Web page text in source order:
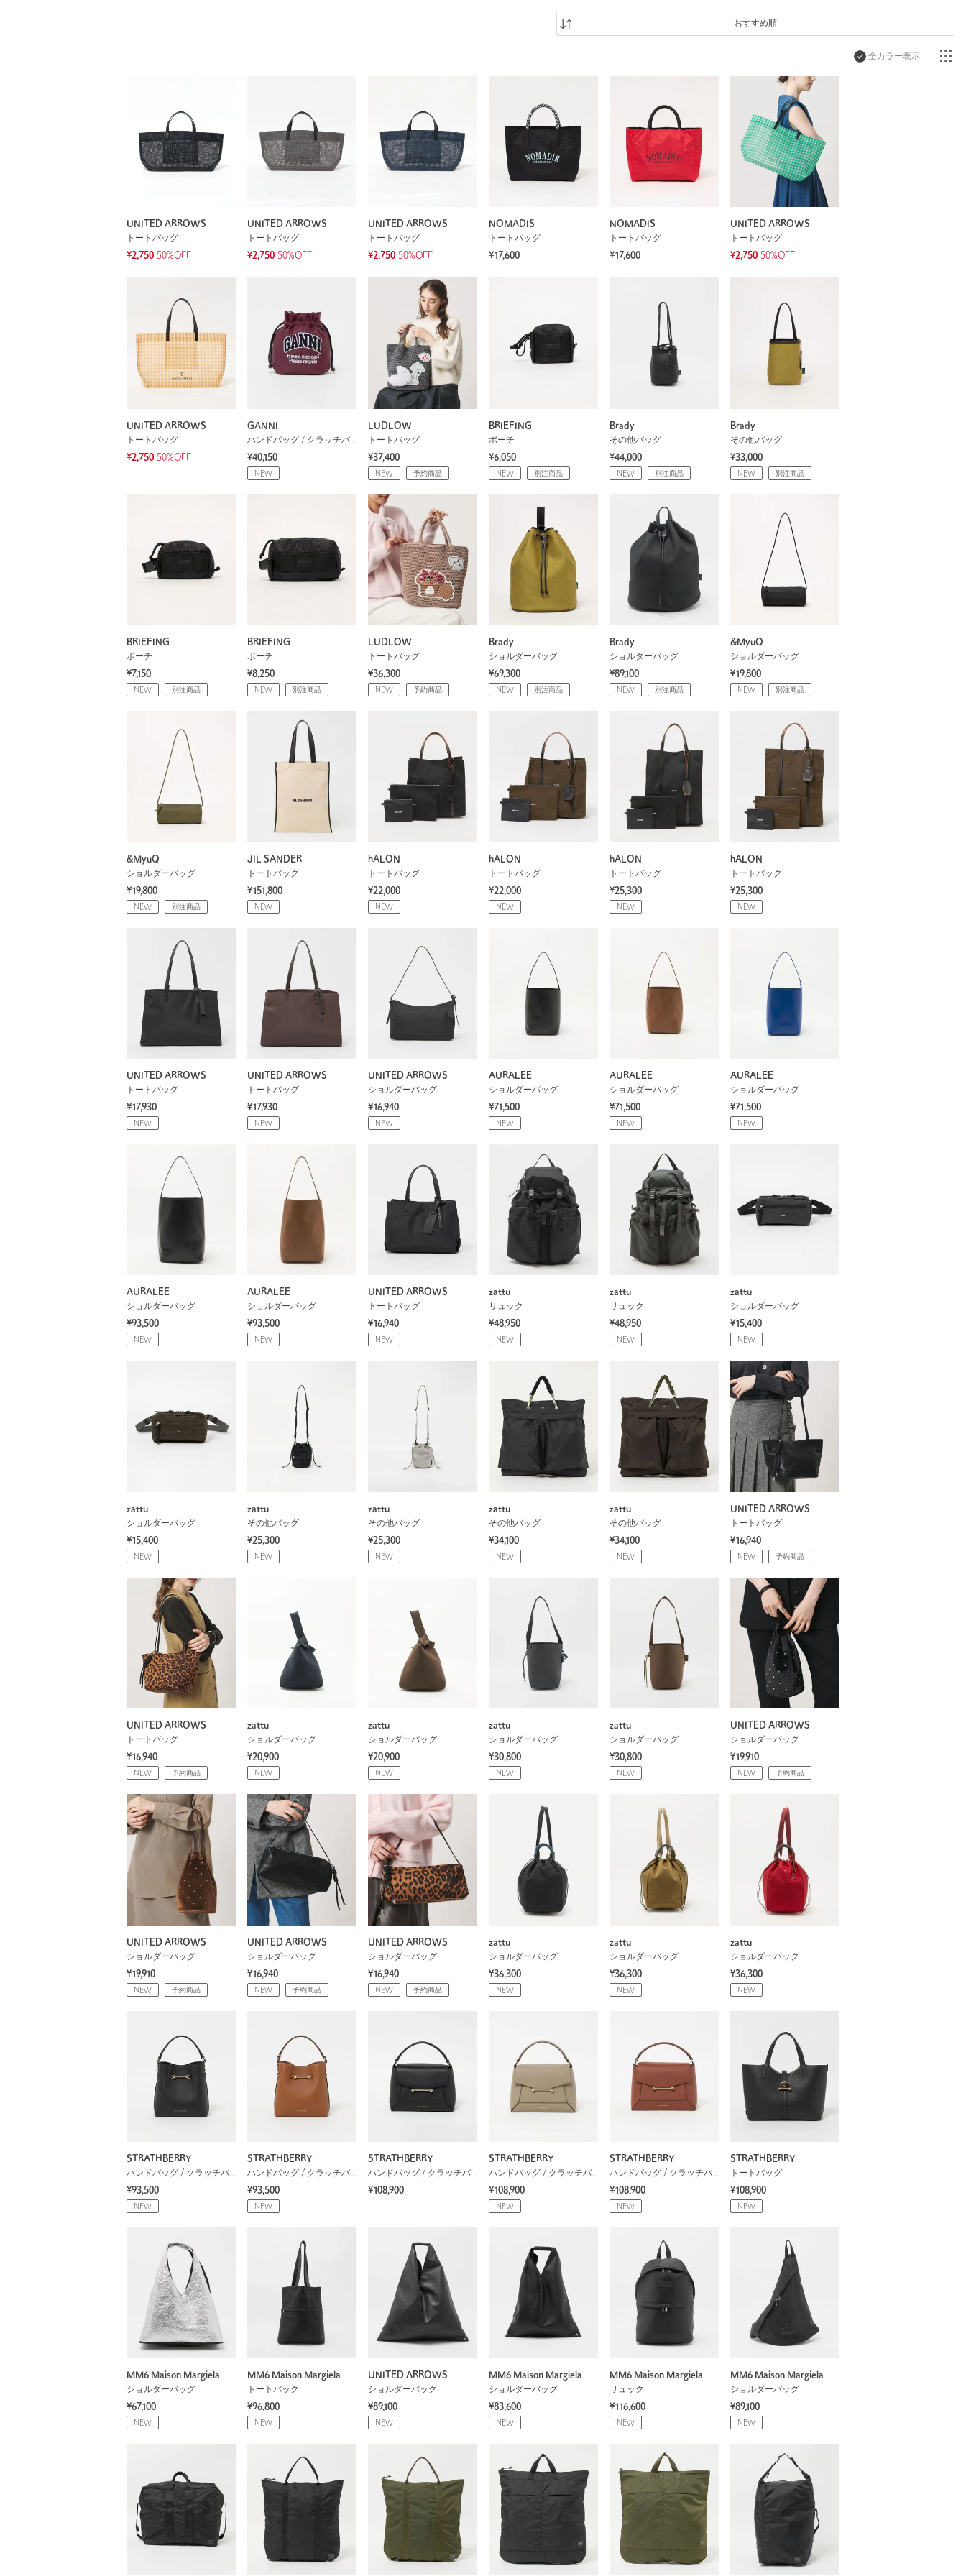
おすすめ順
全カラー表示
UNITED ARROWS
トートバッグ
¥2,750 50%OFF
UNITED ARROWS
トートバッグ
¥2,750 50%OFF
UNITED ARROWS
トートバッグ
¥2,750 50%OFF
NOMADIS
トートバッグ
¥17,600
NOMADIS
トートバッグ
¥17,600
UNITED ARROWS
トートバッグ
¥2,750 50%OFF
UNITED ARROWS
トートバッグ
¥2,750 50%OFF
GANNI
ハンドバッグ / クラッチバッグ
¥40,150
NEW
LUDLOW
トートバッグ
¥37,400
NEW 予約商品
BRIEFING
ポーチ
¥6,050
NEW 別注商品
Brady
その他バッグ
¥44,000
NEW 別注商品
Brady
その他バッグ
¥33,000
NEW 別注商品
BRIEFING
ポーチ
¥7,150
NEW 別注商品
BRIEFING
ポーチ
¥8,250
NEW 別注商品
LUDLOW
トートバッグ
¥36,300
NEW 予約商品
Brady
ショルダーバッグ
¥69,300
NEW 別注商品
Brady
ショルダーバッグ
¥89,100
NEW 別注商品
&MyuQ
ショルダーバッグ
¥19,800
NEW 別注商品
&MyuQ
ショルダーバッグ
¥19,800
NEW 別注商品
JIL SANDER
トートバッグ
¥151,800
NEW
hALON
トートバッグ
¥22,000
NEW
hALON
トートバッグ
¥22,000
NEW
hALON
トートバッグ
¥25,300
NEW
hALON
トートバッグ
¥25,300
NEW
UNITED ARROWS
トートバッグ
¥17,930
NEW
UNITED ARROWS
トートバッグ
¥17,930
NEW
UNITED ARROWS
ショルダーバッグ
¥16,940
NEW
AURALEE
ショルダーバッグ
¥71,500
NEW
AURALEE
ショルダーバッグ
¥71,500
NEW
AURALEE
ショルダーバッグ
¥71,500
NEW
AURALEE
ショルダーバッグ
¥93,500
NEW
AURALEE
ショルダーバッグ
¥93,500
NEW
UNITED ARROWS
トートバッグ
¥16,940
NEW
zattu
リュック
¥48,950
NEW
zattu
リュック
¥48,950
NEW
zattu
ショルダーバッグ
¥15,400
NEW
zattu
ショルダーバッグ
¥15,400
NEW
zattu
その他バッグ
¥25,300
NEW
zattu
その他バッグ
¥25,300
NEW
zattu
その他バッグ
¥34,100
NEW
zattu
その他バッグ
¥34,100
NEW
UNITED ARROWS
トートバッグ
¥16,940
NEW 予約商品
UNITED ARROWS
トートバッグ
¥16,940
NEW 予約商品
zattu
ショルダーバッグ
¥20,900
NEW
zattu
ショルダーバッグ
¥20,900
NEW
zattu
ショルダーバッグ
¥30,800
NEW
zattu
ショルダーバッグ
¥30,800
NEW
UNITED ARROWS
ショルダーバッグ
¥19,910
NEW 予約商品
UNITED ARROWS
ショルダーバッグ
¥19,910
NEW 予約商品
UNITED ARROWS
ショルダーバッグ
¥16,940
NEW 予約商品
UNITED ARROWS
ショルダーバッグ
¥16,940
NEW 予約商品
zattu
ショルダーバッグ
¥36,300
NEW
zattu
ショルダーバッグ
¥36,300
NEW
zattu
ショルダーバッグ
¥36,300
NEW
STRATHBERRY
ハンドバッグ / クラッチバッグ
¥93,500
NEW
STRATHBERRY
ハンドバッグ / クラッチバッグ
¥93,500
NEW
STRATHBERRY
ハンドバッグ / クラッチバッグ
¥108,900
STRATHBERRY
ハンドバッグ / クラッチバッグ
¥108,900
NEW
STRATHBERRY
ハンドバッグ / クラッチバッグ
¥108,900
NEW
STRATHBERRY
トートバッグ
¥108,900
NEW
MM6 Maison Margiela
ショルダーバッグ
¥67,100
NEW
MM6 Maison Margiela
トートバッグ
¥96,800
NEW
UNITED ARROWS
ショルダーバッグ
¥89,100
NEW
MM6 Maison Margiela
ショルダーバッグ
¥83,600
NEW
MM6 Maison Margiela
リュック
¥116,600
NEW
MM6 Maison Margiela
ショルダーバッグ
¥89,100
NEW